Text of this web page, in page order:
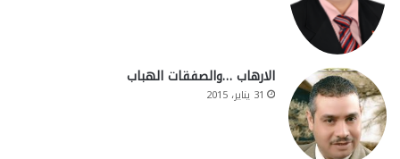
الارهاب …والصفقات الهباب
31 يناير، 2015